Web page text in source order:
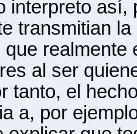
interpreto así,
transmitian
que realmente
al ser
tanto, el
a, por